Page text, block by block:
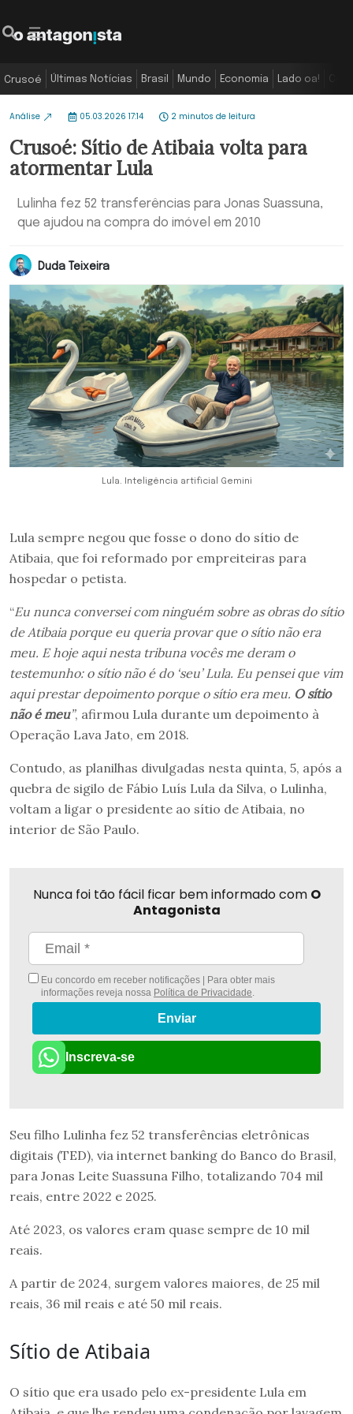
Crusoé Últimas Notícias Brasil Mundo Economia Lado oa!
Análise 05.03.2026 17:14 2 minutos de leitura
Crusoé: Sítio de Atibaia volta para
atormentar Lula
Lulinha fez 52 transferências para Jonas Suassuna,
que ajudou na compra do imóvel em 2010
Duda Teixeira
Lula. Inteligência artificial Gemini
Lula sempre negou que fosse o dono do sítio de
Atibaia, que foi reformado por empreiteiras para
hospedar o petista.
“Eu nunca conversei com ninguém sobre as obras do sítio
de Atibaia porque eu queria provar que o sítio não era
meu. E hoje aqui nesta tribuna vocês me deram o
testemunho: o sítio não é do ‘seu’ Lula. Eu pensei que vim
aqui prestar depoimento porque o sítio era meu. O sítio
não é meu”, afirmou Lula durante um depoimento à
Operação Lava Jato, em 2018.
Contudo, as planilhas divulgadas nesta quinta, 5, após a
quebra de sigilo de Fábio Luís Lula da Silva, o Lulinha,
voltam a ligar o presidente ao sítio de Atibaia, no
interior de São Paulo.
Nunca foi tão fácil ficar bem informado com O
Antagonista
Eu concordo em receber notificações | Para obter mais
informações reveja nossa Política de Privacidade.
Enviar
Inscreva-se
Seu filho Lulinha fez 52 transferências eletrônicas
digitais (TED), via internet banking do Banco do Brasil,
para Jonas Leite Suassuna Filho, totalizando 704 mil
reais, entre 2022 e 2025.
Até 2023, os valores eram quase sempre de 10 mil
reais.
A partir de 2024, surgem valores maiores, de 25 mil
reais, 36 mil reais e até 50 mil reais.
Sítio de Atibaia
O sítio que era usado pelo ex-presidente Lula em